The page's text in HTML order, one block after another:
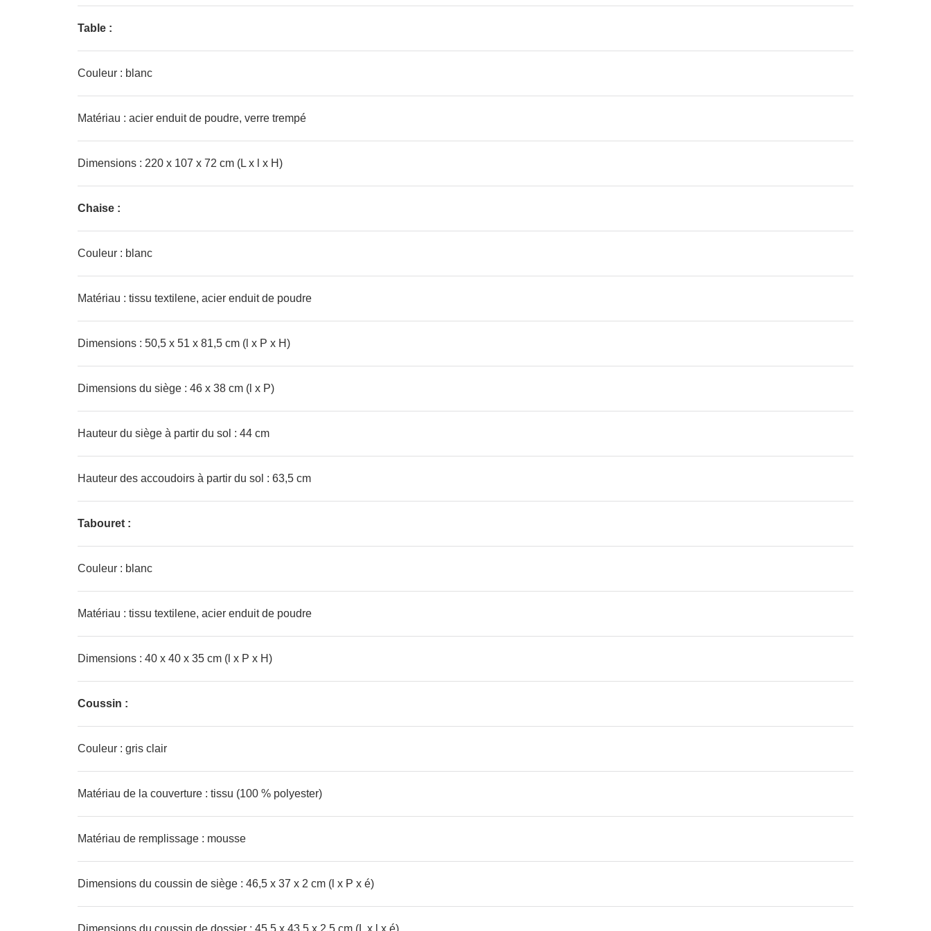
Table :
Couleur : blanc
Matériau : acier enduit de poudre, verre trempé
Dimensions : 220 x 107 x 72 cm (L x l x H)
Chaise :
Couleur : blanc
Matériau : tissu textilene, acier enduit de poudre
Dimensions : 50,5 x 51 x 81,5 cm (l x P x H)
Dimensions du siège : 46 x 38 cm (l x P)
Hauteur du siège à partir du sol : 44 cm
Hauteur des accoudoirs à partir du sol : 63,5 cm
Tabouret :
Couleur : blanc
Matériau : tissu textilene, acier enduit de poudre
Dimensions : 40 x 40 x 35 cm (l x P x H)
Coussin :
Couleur : gris clair
Matériau de la couverture : tissu (100 % polyester)
Matériau de remplissage : mousse
Dimensions du coussin de siège : 46,5 x 37 x 2 cm (l x P x é)
Dimensions du coussin de dossier : 45,5 x 43,5 x 2,5 cm (L x l x é)